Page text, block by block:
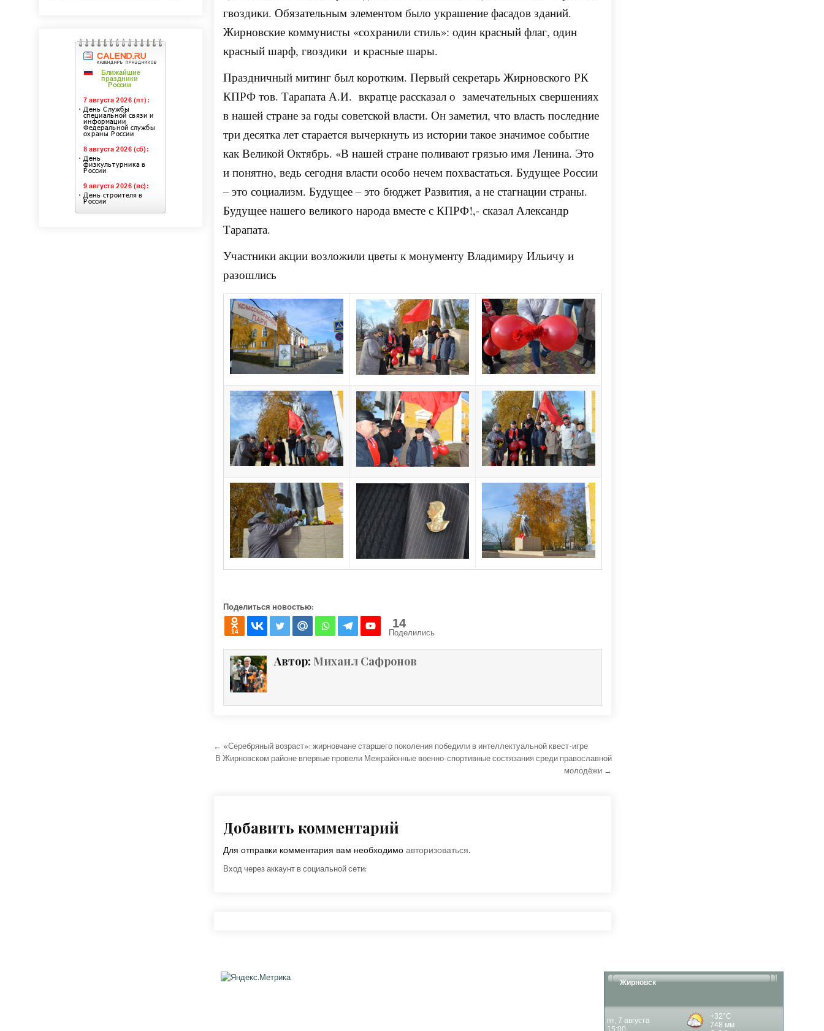
гвоздики. Обязательным элементом было украшение фасадов зданий.
Жирновские коммунисты «сохранили стиль»: один красный флаг, один
красный шарф, гвоздики и красные шары.
Праздничный митинг был коротким.Первый секретарь Жирновского РК
КПРФ тов. Тарапата А.И. вкратце рассказал о замечательных свершениях
в нашей стране за годы советской власти. Он заметил, что власть последние
три десятка лет старается вычеркнуть из истории такое значимое событие
как Великой Октябрь. «В нашей стране поливают грязью имя Ленина. Это
и понятно, ведь сегодня власти особо нечем похвастаться. Будущее России
– это социализм. Будущее – это бюджет Развития, а не стагнации страны.
Будущее нашего великого народа вместе с КПРФ!,- сказал Александр
Тарапата.
Участники акции возложили цветы к монументуВладимиру Ильичу и
разошлись
Поделиться новостью:
14
14
Поделились
Автор: Михаил Сафронов
Навигация по записям
← «Серебряный возраст»: жирновчане старшего поколения победили в интеллектуальной квест-игре
В Жирновском районе впервые провели Межрайонные военно-спортивные состязания среди православной
молодёжи →
Добавить комментарий
Для отправки комментария вам необходимоавторизоваться.
Вход через аккаунт в социальной сети:
Жирновск